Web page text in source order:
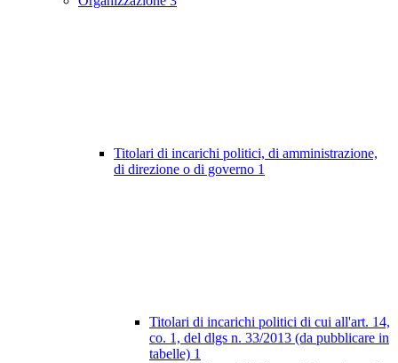
Titolari di incarichi politici, di amministrazione,
di direzione o di governo 1
Titolari di incarichi politici di cui all'art. 14,
co. 1, del dlgs n. 33/2013 (da pubblicare in
tabelle) 1